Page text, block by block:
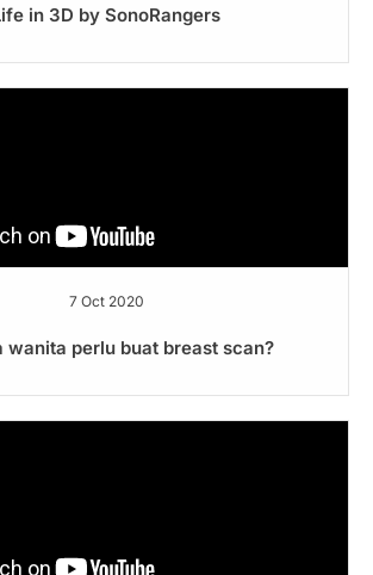
in 3D by SonoRangers
7 Oct 2020
wanita perlu buat breast scan?